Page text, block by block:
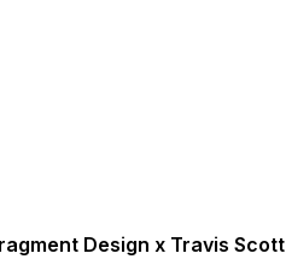
Design x Travis Scott